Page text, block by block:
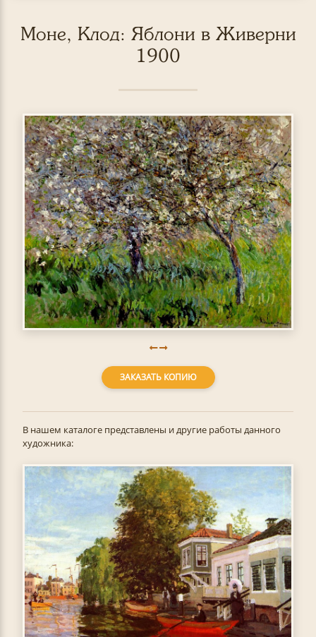
Моне, Клод: Яблони в Живерни
1900
ЗАКАЗАТЬ КОПИЮ
В нашем каталоге представлены и другие работы данного
художника: